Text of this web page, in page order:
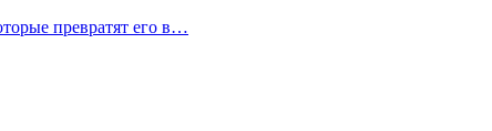
превратят его в…